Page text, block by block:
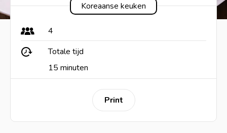
Koreaanse keuken
4
Totale tijd
15 minuten
Print